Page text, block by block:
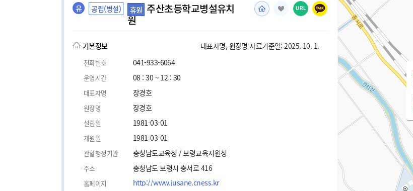
유 공립(병설) 휴원 주산초등학교병설유치
원
URL
기본정보 대표자명, 원장명 자료기준일: 2025. 10. 1.
전화번호 041-933-6064
운영시간 08 : 30 ~ 12 : 30
대표자명 장경호
원장명 장경호
설립일 1981-03-01
개원일 1981-03-01
관할행정기관 충청남도교육청 / 보령교육지원청
주소 충청남도 보령시 충서로 416
홈페이지 http://www.jusane.cness.kr